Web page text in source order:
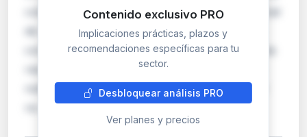
colaboración entre la Jefatura de Policía Judicial
de la Guardia Civil y el Banco de España para
combatir el intrusismo en actividades financieras
reservadas. La Guardia Civil se compromete a
notificar al Banco de España cualquier entidad
no registrada que realice activida…
Contenido exclusivo PRO
Implicaciones prácticas, plazos y
recomendaciones específicas para tu
sector.
Desbloquear análisis PRO
Ver planes y precios